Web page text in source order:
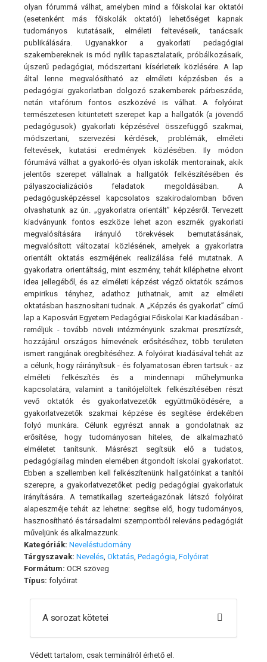
olyan fórummá válhat, amelyben mind a főiskolai kar oktatói
(esetenként más főiskolák oktatói) lehetőséget kapnak
tudományos kutatásaik, elméleti feltevéseik, tanácsaik
publikálására. Ugyanakkor a gyakorlati pedagógiai
szakembereknek is mód nyílik tapasztalataik, próbálkozásaik,
újszerű pedagógiai, módszertani kísérleteik közlésére. A lap
által lenne megvalósítható az elméleti képzésben és a
pedagógiai gyakorlatban dolgozó szakemberek párbeszéde,
netán vitafórum fontos eszközévé is válhat. A folyóirat
természetesen kitüntetett szerepet kap a hallgatók (a jövendő
pedagógusok) gyakorlati képzésével összefüggő szakmai,
módszertani, szervezési kérdések, problémák, elméleti
feltevések, kutatási eredmények közlésében. Ily módon
fórumává válhat a gyakorló-és olyan iskolák mentorainak, akik
jelentős szerepet vállalnak a hallgatók felkészítésében és
pályaszocializációs feladatok megoldásában. A
pedagógusképzéssel kapcsolatos szakirodalomban bőven
olvashatunk az ún. „gyakorlatra orientált” képzésről. Tervezett
kiadványunk fontos eszköze lehet azon eszmék gyakorlati
megvalósítására irányuló törekvések bemutatásának,
megvalósított változatai közlésének, amelyek a gyakorlatra
orientált oktatás eszméjének realizálása felé mutatnak. A
gyakorlatra orientáltság, mint eszmény, tehát kiléphetne elvont
idea jellegéből, és az elméleti képzést végző oktatók számos
empirikus tényhez, adathoz juthatnak, amit az elméleti
oktatásban hasznosítani tudnak. A „Képzés és gyakorlat” című
lap a Kaposvári Egyetem Pedagógiai Főiskolai Kar kiadásában -
reméljük - tovább növeli intézményünk szakmai presztízsét,
hozzájárul országos hírnevének erősítéséhez, több területen
ismert rangjának öregbítéséhez. A folyóirat kiadásával tehát az
a célunk, hogy ráirányítsuk - és folyamatosan ébren tartsuk - az
elméleti felkészítés és a mindennapi műhelymunka
kapcsolatára, valamint a tanítójelöltek felkészítésében részt
vevő oktatók és gyakorlatvezetők együttműködésére, a
gyakorlatvezetők szakmai képzése és segítése érdekében
folyó munkára. Célunk egyrészt annak a gondolatnak az
erősítése, hogy tudományosan hiteles, de alkalmazható
elméletet tanítsunk. Másrészt segítsük elő a tudatos,
pedagógiailag minden elemében átgondolt iskolai gyakorlatot.
Ebben a szellemben kell felkészítenünk hallgatóinkat a tanítói
szerepre, a gyakorlatvezetőket pedig pedagógiai gyakorlatuk
irányítására. A tematikailag szerteágazónak látszó folyóirat
alapeszméje tehát az lehetne: segítse elő, hogy tudományos,
hasznosítható és társadalmi szempontból releváns pedagógiát
műveljünk és alkalmazzunk.
Kategóriák: Neveléstudomány
Tárgyszavak: Nevelés Oktatás Pedagógia Folyóirat
Formátum: OCR szöveg
Típus: folyóirat
A sorozat kötetei
Védett tartalom, csak terminálról érhető el.